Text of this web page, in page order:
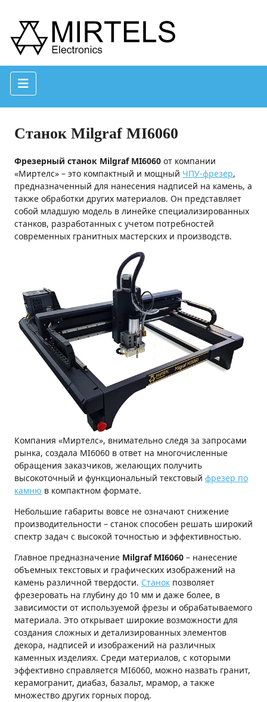
Станок Milgraf MI6060
Фрезерный станок Milgraf MI6060 от компании
«Миртелс» – это компактный и мощный ЧПУ-фрезер,
предназначенный для нанесения надписей на камень, а
также обработки других материалов. Он представляет
собой младшую модель в линейке специализированных
станков, разработанных с учетом потребностей
современных гранитных мастерских и производств.
Компания «Миртелс», внимательно следя за запросами
рынка, создала MI6060 в ответ на многочисленные
обращения заказчиков, желающих получить
высокоточный и функциональный текстовый фрезер по
камню в компактном формате.
Небольшие габариты вовсе не означают снижение
производительности – станок способен решать широкий
спектр задач с высокой точностью и эффективностью.
Главное предназначение Milgraf MI6060 – нанесение
объемных текстовых и графических изображений на
камень различной твердости. Станок позволяет
фрезеровать на глубину до 10 мм и даже более, в
зависимости от используемой фрезы и обрабатываемого
материала. Это открывает широкие возможности для
создания сложных и детализированных элементов
декора, надписей и изображений на различных
каменных изделиях. Среди материалов, с которыми
эффективно справляется MI6060, можно назвать гранит,
керамогранит, диабаз, базальт, мрамор, а также
множество других горных пород.